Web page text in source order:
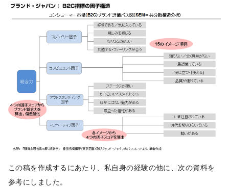
この稿を作成するにあたり、私自身の経験の他に、次の資料を
参考にしました。